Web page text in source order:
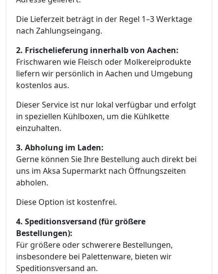
Die Lieferzeit beträgt in der Regel 1–3 Werktage
nach Zahlungseingang.
2. Frischelieferung innerhalb von Aachen:
Frischwaren wie Fleisch oder Molkereiprodukte
liefern wir persönlich in Aachen und Umgebung
kostenlos aus.
Dieser Service ist nur lokal verfügbar und erfolgt
in speziellen Kühlboxen, um die Kühlkette
einzuhalten.
3. Abholung im Laden:
Gerne können Sie Ihre Bestellung auch direkt bei
uns im Aksa Supermarkt nach Öffnungszeiten
abholen.
Diese Option ist kostenfrei.
4. Speditionsversand (für größere
Bestellungen):
Für größere oder schwerere Bestellungen,
insbesondere bei Palettenware, bieten wir
Speditionsversand an.